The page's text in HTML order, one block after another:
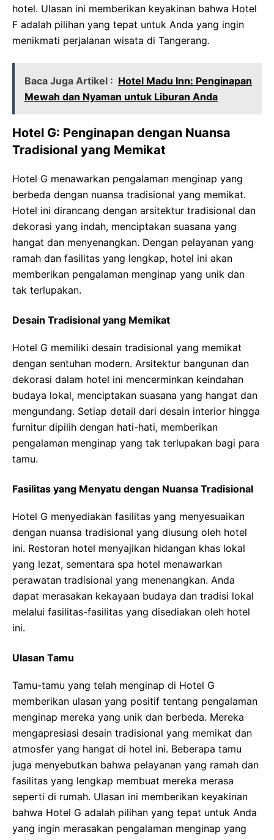
hotel. Ulasan ini memberikan keyakinan bahwa Hotel
F adalah pilihan yang tepat untuk Anda yang ingin
menikmati perjalanan wisata di Tangerang.
Baca Juga Artikel : Hotel Madu Inn: Penginapan
Mewah dan Nyaman untuk Liburan Anda
Hotel G: Penginapan dengan Nuansa
Tradisional yang Memikat
Hotel G menawarkan pengalaman menginap yang
berbeda dengan nuansa tradisional yang memikat.
Hotel ini dirancang dengan arsitektur tradisional dan
dekorasi yang indah, menciptakan suasana yang
hangat dan menyenangkan. Dengan pelayanan yang
ramah dan fasilitas yang lengkap, hotel ini akan
memberikan pengalaman menginap yang unik dan
tak terlupakan.
Desain Tradisional yang Memikat
Hotel G memiliki desain tradisional yang memikat
dengan sentuhan modern. Arsitektur bangunan dan
dekorasi dalam hotel ini mencerminkan keindahan
budaya lokal, menciptakan suasana yang hangat dan
mengundang. Setiap detail dari desain interior hingga
furnitur dipilih dengan hati-hati, memberikan
pengalaman menginap yang tak terlupakan bagi para
tamu.
Fasilitas yang Menyatu dengan Nuansa Tradisional
Hotel G menyediakan fasilitas yang menyesuaikan
dengan nuansa tradisional yang diusung oleh hotel
ini. Restoran hotel menyajikan hidangan khas lokal
yang lezat, sementara spa hotel menawarkan
perawatan tradisional yang menenangkan. Anda
dapat merasakan kekayaan budaya dan tradisi lokal
melalui fasilitas-fasilitas yang disediakan oleh hotel
ini.
Ulasan Tamu
Tamu-tamu yang telah menginap di Hotel G
memberikan ulasan yang positif tentang pengalaman
menginap mereka yang unik dan berbeda. Mereka
mengapresiasi desain tradisional yang memikat dan
atmosfer yang hangat di hotel ini. Beberapa tamu
juga menyebutkan bahwa pelayanan yang ramah dan
fasilitas yang lengkap membuat mereka merasa
seperti di rumah. Ulasan ini memberikan keyakinan
bahwa Hotel G adalah pilihan yang tepat untuk Anda
yang ingin merasakan pengalaman menginap yang